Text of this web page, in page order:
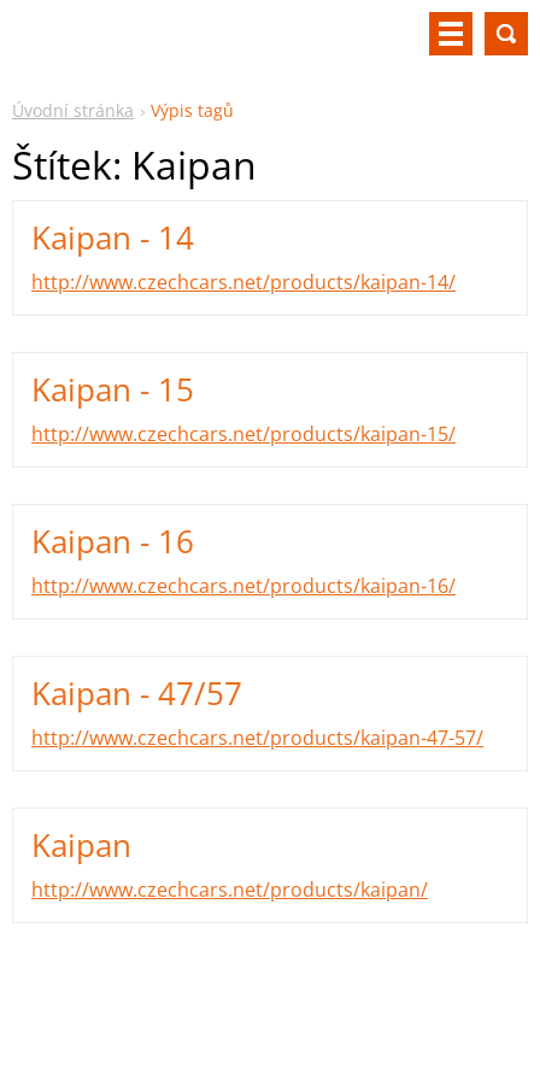
Úvodní stránka Výpis tagů
Štítek: Kaipan
Kaipan - 14
http://www.czechcars.net/products/kaipan-14/
Kaipan - 15
http://www.czechcars.net/products/kaipan-15/
Kaipan - 16
http://www.czechcars.net/products/kaipan-16/
Kaipan - 47/57
http://www.czechcars.net/products/kaipan-47-57/
Kaipan
http://www.czechcars.net/products/kaipan/